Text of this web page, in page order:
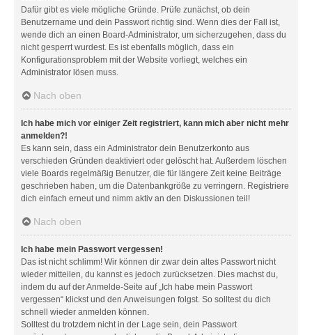
Dafür gibt es viele mögliche Gründe. Prüfe zunächst, ob dein
Benutzername und dein Passwort richtig sind. Wenn dies der Fall ist,
wende dich an einen Board-Administrator, um sicherzugehen, dass du
nicht gesperrt wurdest. Es ist ebenfalls möglich, dass ein
Konfigurationsproblem mit der Website vorliegt, welches ein
Administrator lösen muss.
Nach oben
Ich habe mich vor einiger Zeit registriert, kann mich aber nicht mehr
anmelden?!
Es kann sein, dass ein Administrator dein Benutzerkonto aus
verschieden Gründen deaktiviert oder gelöscht hat. Außerdem löschen
viele Boards regelmäßig Benutzer, die für längere Zeit keine Beiträge
geschrieben haben, um die Datenbankgröße zu verringern. Registriere
dich einfach erneut und nimm aktiv an den Diskussionen teil!
Nach oben
Ich habe mein Passwort vergessen!
Das ist nicht schlimm! Wir können dir zwar dein altes Passwort nicht
wieder mitteilen, du kannst es jedoch zurücksetzen. Dies machst du,
indem du auf der Anmelde-Seite auf „Ich habe mein Passwort
vergessen“ klickst und den Anweisungen folgst. So solltest du dich
schnell wieder anmelden können.
Solltest du trotzdem nicht in der Lage sein, dein Passwort